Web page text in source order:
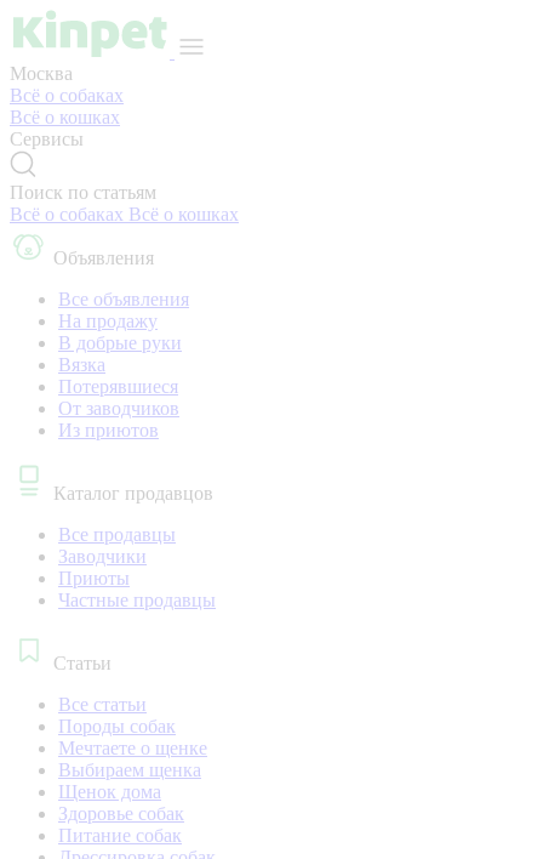
Москва
Всё о собаках
Всё о кошках
Сервисы
Поиск по статьям
Всё о собаках Всё о кошках
Объявления
Все объявления
На продажу
В добрые руки
Вязка
Потерявшиеся
От заводчиков
Из приютов
Каталог продавцов
Все продавцы
Заводчики
Приюты
Частные продавцы
Статьи
Все статьи
Породы собак
Мечтаете о щенке
Выбираем щенка
Щенок дома
Здоровье собак
Питание собак